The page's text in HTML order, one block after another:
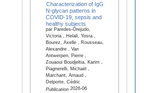
Characterization of IgG
N-glycan patterns in
COVID-19, sepsis and
healthy subjects
par Paredes-Orejudo,
Victoria , Helali, Yosra ,
Bourez, Axelle , Rousseau,
Alexandre , Van
Antwerpen, Pierre ,
Zouaoui Boudjeltia, Karim ,
Piagnerelli, Michaël ,
Marchant, Arnaud ,
Delporte, Cédric
Publication2026-06